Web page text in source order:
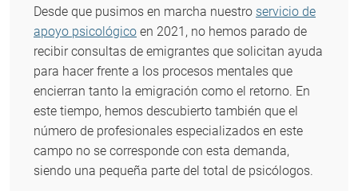
Desde que pusimos en marcha nuestro servicio de
apoyo psicológico en 2021, no hemos parado de
recibir consultas de emigrantes que solicitan ayuda
para hacer frente a los procesos mentales que
encierran tanto la emigración como el retorno. En
este tiempo, hemos descubierto también que el
número de profesionales especializados en este
campo no se corresponde con esta demanda,
siendo una pequeña parte del total de psicólogos.